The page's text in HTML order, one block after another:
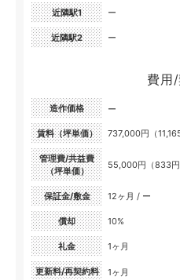
近隣駅1
ー
近隣駅2 ー
費用
造作価格 ー
賃料（坪単価） 737,000円（11,165
管理費/共益費
（坪単価）
55,000円（833
保証金/敷金 12ヶ月 / ー
償却 10%
礼金 1ヶ月
更新料/再契約料 1ヶ月